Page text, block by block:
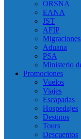
ORSNA
EANA
JST
AFIP
Migraciones
Aduana
PSA
Ministerio
Promociones
Vuelos
Viajes
Escapadas
Hospedajes
Destinos
Tours
Descuentos